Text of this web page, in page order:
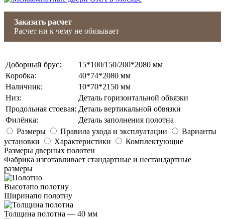
Заказать расчет
Расчет ни к чему не обязывает
Доборный брус:
15*100/150/200*2080 мм
Коробка:
40*74*2080 мм
Наличник:
10*70*2150 мм
Низ:
Деталь горизонтальной обвязки
Продольная стоевая: Деталь вертикальной обвязки
Филёнка:
Деталь заполнения полотна
Размеры
Правила ухода и эксплуатации
Варианты
установки
Характеристики
Комплектующие
Размеры дверных полотен
Фабрика изготавливает стандартные и нестандартные
размеры
Высотапо полотну
Ширинапо полотну
Толщина полотна — 40 мм